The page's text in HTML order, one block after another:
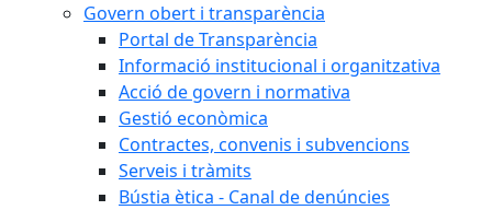
Govern obert i transparència
Portal de Transparència
Informació institucional i organitzativa
Acció de govern i normativa
Gestió econòmica
Contractes, convenis i subvencions
Serveis i tràmits
Bústia ètica - Canal de denúncies